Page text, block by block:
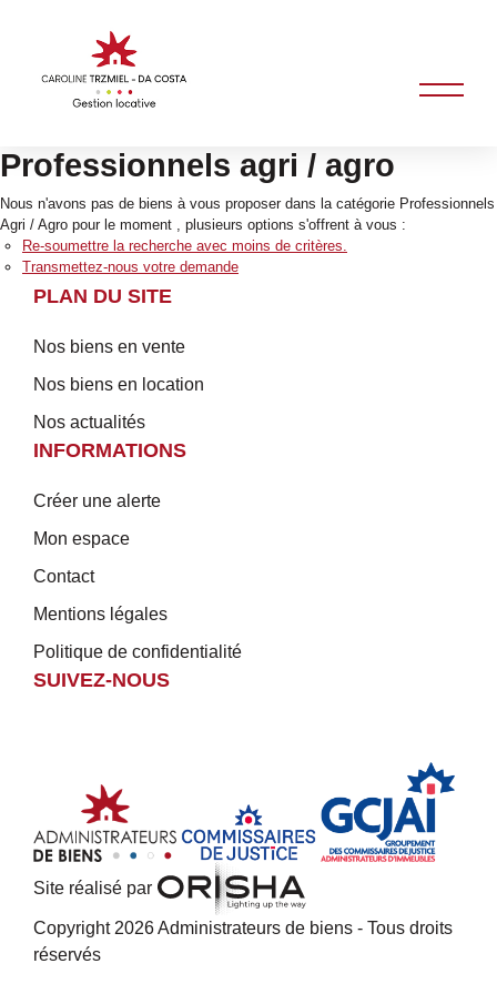
Professionnels agri / agro
Nous n'avons pas de biens à vous proposer dans la catégorie Professionnels
Agri / Agro pour le moment , plusieurs options s'offrent à vous :
Re-soumettre la recherche avec moins de critères.
Transmettez-nous votre demande
PLAN DU SITE
Nos biens en vente
Nos biens en location
Nos actualités
INFORMATIONS
Créer une alerte
Mon espace
Contact
Mentions légales
Politique de confidentialité
SUIVEZ-NOUS
Site réalisé par
Copyright 2026 Administrateurs de biens - Tous droits
réservés